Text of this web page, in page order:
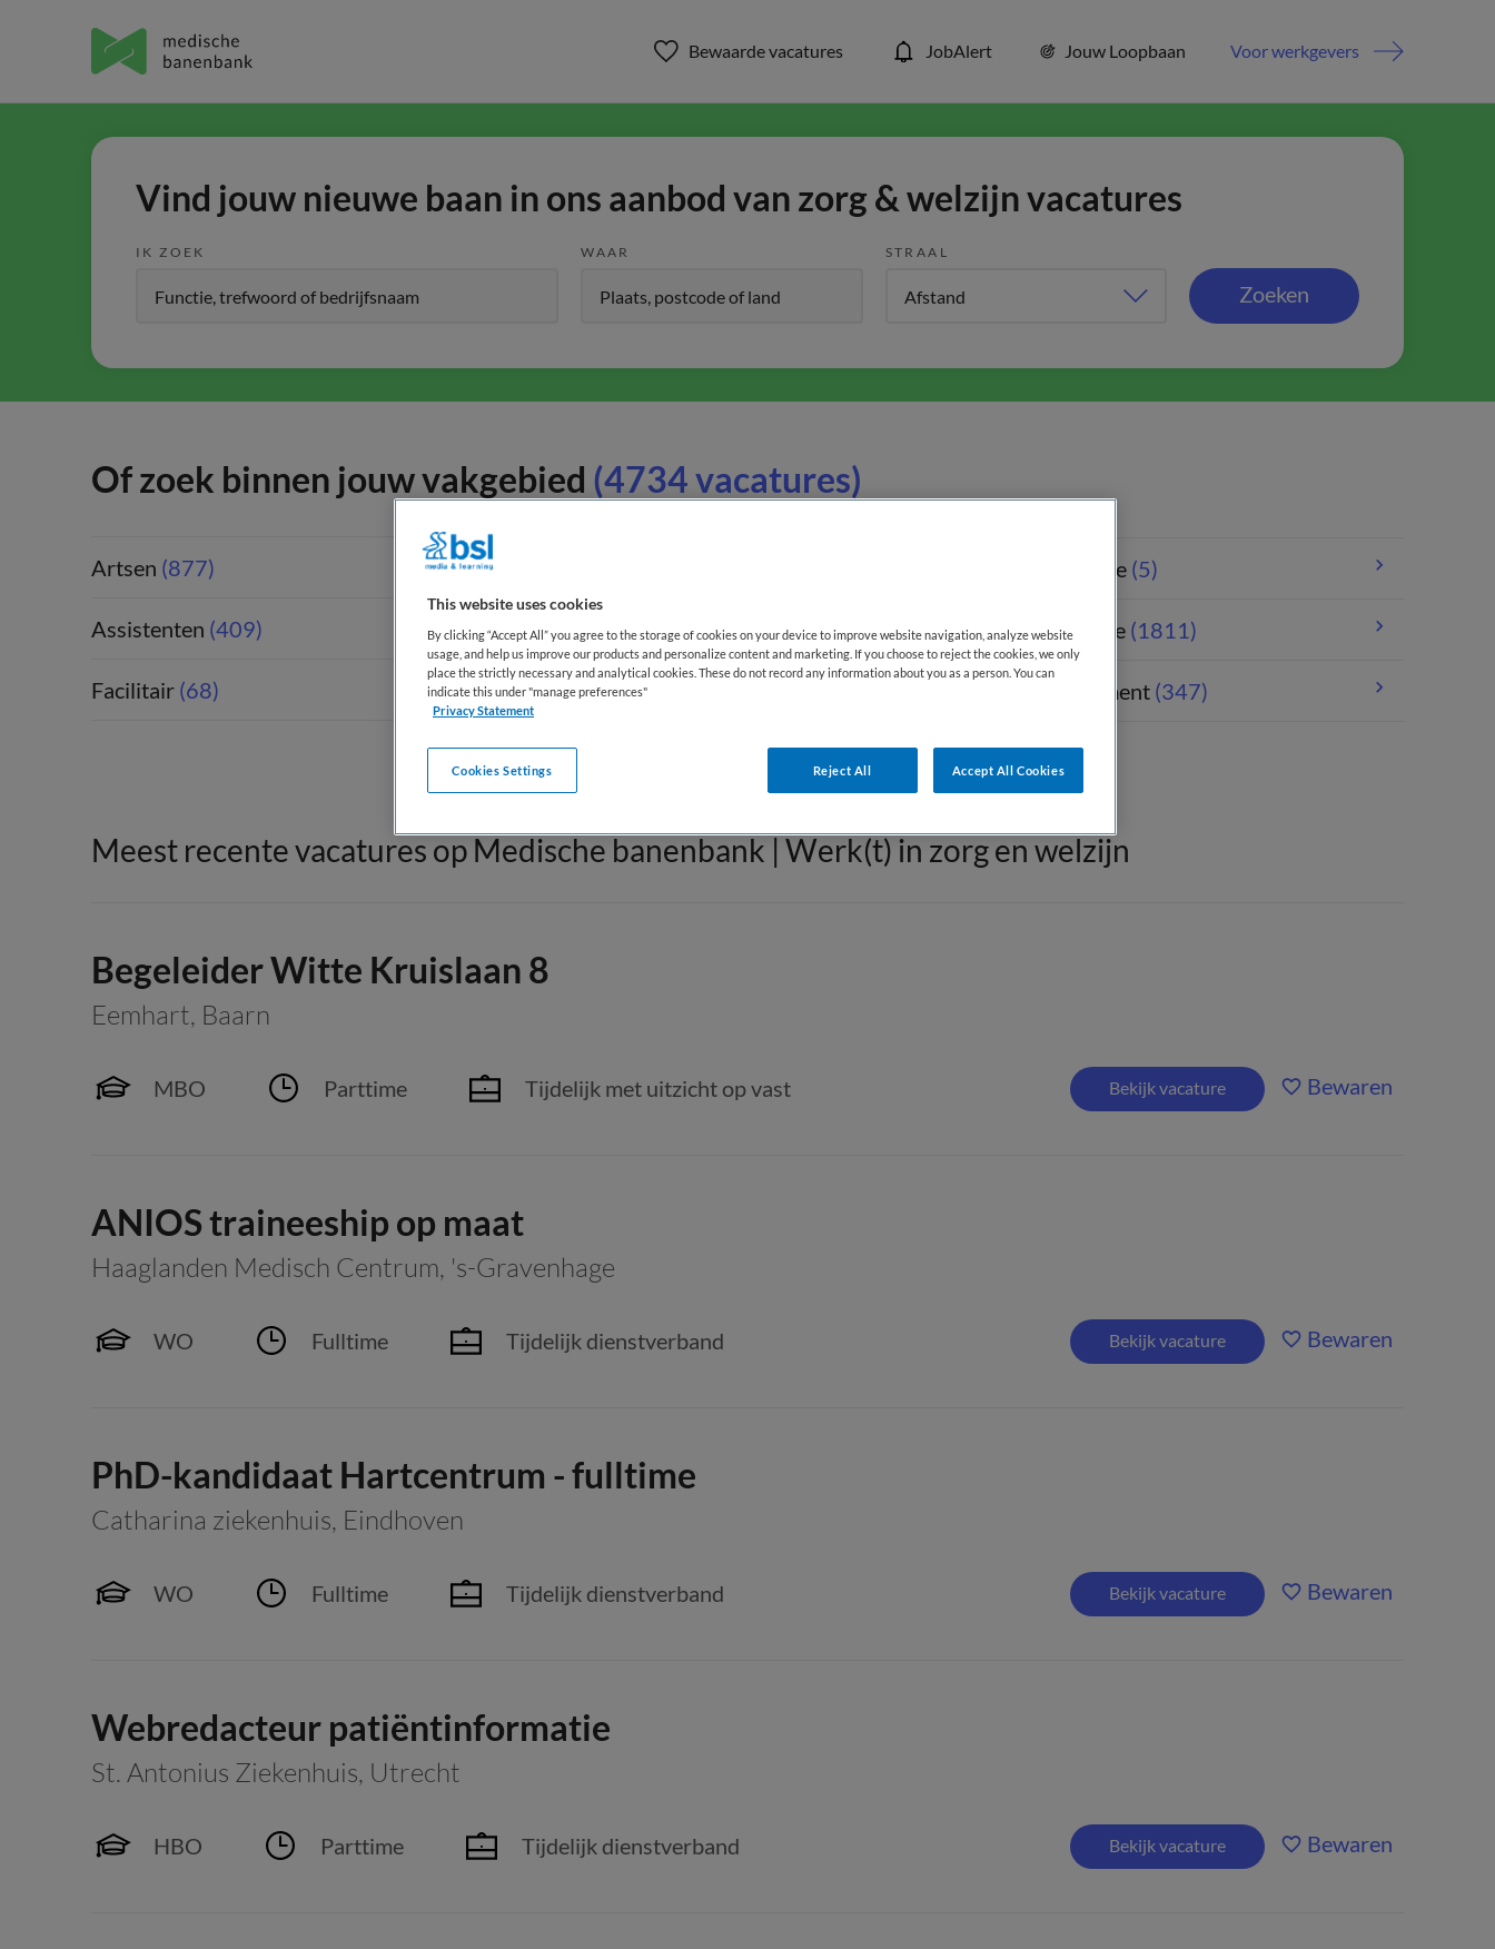
Bewaarde vacatures JobAlert Jouw Loopbaan Voor werkgevers
Vind jouw nieuwe baan in ons aanbod van zorg & welzijn vacatures
IK ZOEK WAAR STRAAL
Zoeken
Of zoek binnen jouw vakgebied (4734 vacatures)
Artsen (877)
Assistenten (409)
Facilitair (68)
Onderzoeker (14)
Paramedici
Tandheelkunde (5)
Verpleegkunde (1811)
Zorgmanagement (347)
Meest recente vacatures op Medische banenbank | Werk(t) in zorg en welzijn
Begeleider Witte Kruislaan 8
Eemhart, Baarn
MBO Parttime Tijdelijk met uitzicht op vast Bekijk vacature Bewaren
ANIOS traineeship op maat
Haaglanden Medisch Centrum, 's-Gravenhage
WO Fulltime Tijdelijk dienstverband Bekijk vacature Bewaren
PhD-kandidaat Hartcentrum - fulltime
Catharina ziekenhuis, Eindhoven
WO Fulltime Tijdelijk dienstverband Bekijk vacature Bewaren
Webredacteur patiëntinformatie
St. Antonius Ziekenhuis, Utrecht
HBO Parttime Tijdelijk dienstverband Bekijk vacature Bewaren
This website uses cookies
By clicking “Accept All” you agree to the storage of cookies on your device to improve website navigation, analyze website
usage, and help us improve our products and personalize content and marketing. If you choose to reject the cookies, we only
place the strictly necessary and analytical cookies. These do not record any information about you as a person. You can
indicate this under "manage preferences"
Privacy Statement
Reject All Accept All Cookies
Cookies Settings